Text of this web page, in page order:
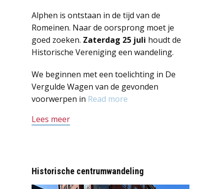
Alphen is ontstaan in de tijd van de
Romeinen. Naar de oorsprong moet je
goed zoeken. Zaterdag 25 juli houdt de
Historische Vereniging een wandeling.
We beginnen met een toelichting in De
Vergulde Wagen van de gevonden
voorwerpen in Read more
Lees meer
Historische centrumwandeling